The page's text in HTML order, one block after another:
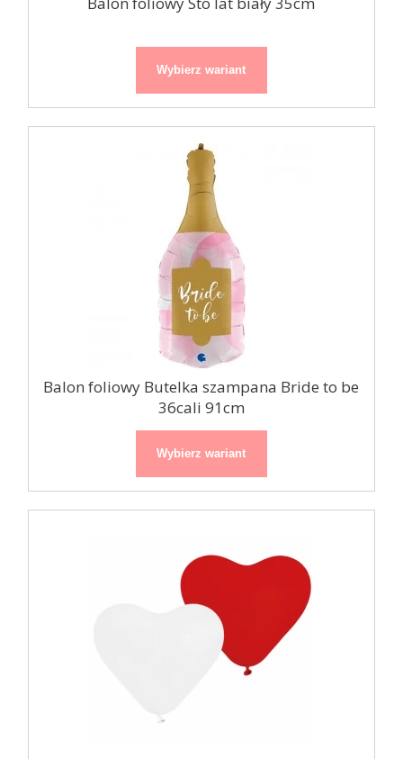
Wybierz wariant
Balon foliowy Butelka szampana Bride to be
36cali 91cm
Wybierz wariant